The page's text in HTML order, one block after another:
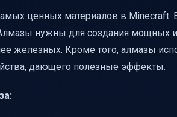
алмазов и безопасности
копания и их эффективность
по высотам для руд
ценных материалов в Minecraft.
нужны для создания мощных
железных. Кроме того, алмазы
дающего полезные эффекты.